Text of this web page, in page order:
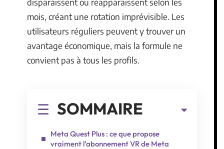
mois, créant une rotation imprévisible. Les
utilisateurs réguliers peuvent y trouver un
avantage économique, mais la formule ne
convient pas à tous les profils.
SOMMAIRE
Meta Quest Plus : ce que propose
vraiment l’abonnement VR de Meta